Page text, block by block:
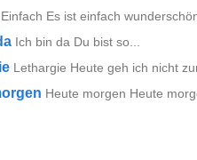
Einfach Es ist einfach
Ich bin da Du bist so...
Lethargie Heute geh ich nicht
Heute morgen Heute